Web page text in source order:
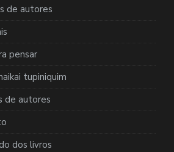
de autores
pensar
tupiniquim
de autores
dos livros